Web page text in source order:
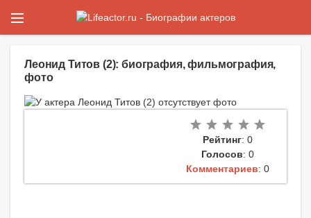
Леонид Титов (2): биография, фильмография,
фото
Рейтинг: 0
Голосов: 0
Комментариев: 0